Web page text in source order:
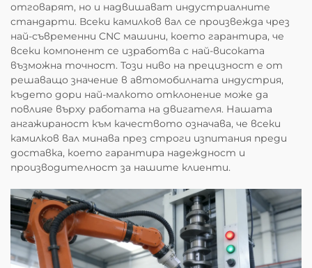
отговарят, но и надвишават индустриалните
стандарти. Всеки камилков вал се произвежда чрез
най-съвременни CNC машини, което гарантира, че
всеки компонент се изработва с най-високата
възможна точност. Този ниво на прецизност е от
решаващо значение в автомобилната индустрия,
където дори най-малкото отклонение може да
повлияе върху работата на двигателя. Нашата
ангажираност към качеството означава, че всеки
камилков вал минава през строги изпитания преди
доставка, което гарантира надеждност и
производителност за нашите клиенти.